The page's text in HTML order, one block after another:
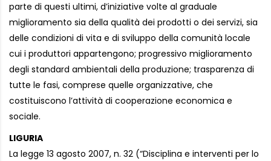
parte di questi ultimi, d’iniziative volte al graduale
miglioramento sia della qualità dei prodotti o dei servizi, sia
delle condizioni di vita e di sviluppo della comunità locale
cui i produttori appartengono; progressivo miglioramento
degli standard ambientali della produzione; trasparenza di
tutte le fasi, comprese quelle organizzative, che
costituiscono l’attività di cooperazione economica e
sociale.
LIGURIA
La legge 13 agosto 2007, n. 32 (“Disciplina e interventi per lo